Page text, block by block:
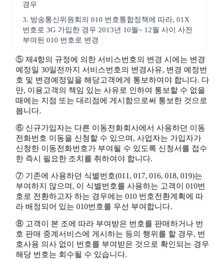
경우
3. 방송통신위원회의 010 번호통합정책에 따라, 01X
번호로 3G 가입한 경우 2013년 10월~ 12월 사이 사전
부여된 010 번호로 변경
⑤ 제4항의 규정에 의한 서비스번호의 변경 시에는 변경
예정일 30일전까지 서비스번호의 변경사유, 변경 예정번
호 및 변경예정일을 해당고객에게 통보하여야 합니다. 다
만, 이용고객의 책임 있는 사유로 인하여 통보할 수 없을
때에는 지점 또는 대리점에 게시함으로써 통보한 것으로
봅니다.
⑥ 신규가입자는 다른 이동전화회사에서 사용하던 이동
전화번호 이동을 신청할 수 있으며, 사업자는 가입자가
신청한 이동전화번호가 부여될 수 있도록 신청서를 접수
한 즉시 필요한 조치를 취하여야 합니다.
⑦ 기존에 사용하던 식별번호(011, 017, 016, 018, 019)는
부여하지 않으며, 이 식별번호를 사용하는 고객이 010번
호로 전환하고자 하는 경우에는 010 번호전환계획에 따
라 배정되어 있는 010번호를 우선 부여합니다.
⑧ 고객이 본 조에 따라 부여받은 번호를 판매하거나 번
호 판매 중계서비스에 게시하는 등의 행위를 할 경우, 번
호사용 의사 없이 번호를 부여받은 것으로 확인되는 경우
해당 번호는 회수될 수 있습니다.